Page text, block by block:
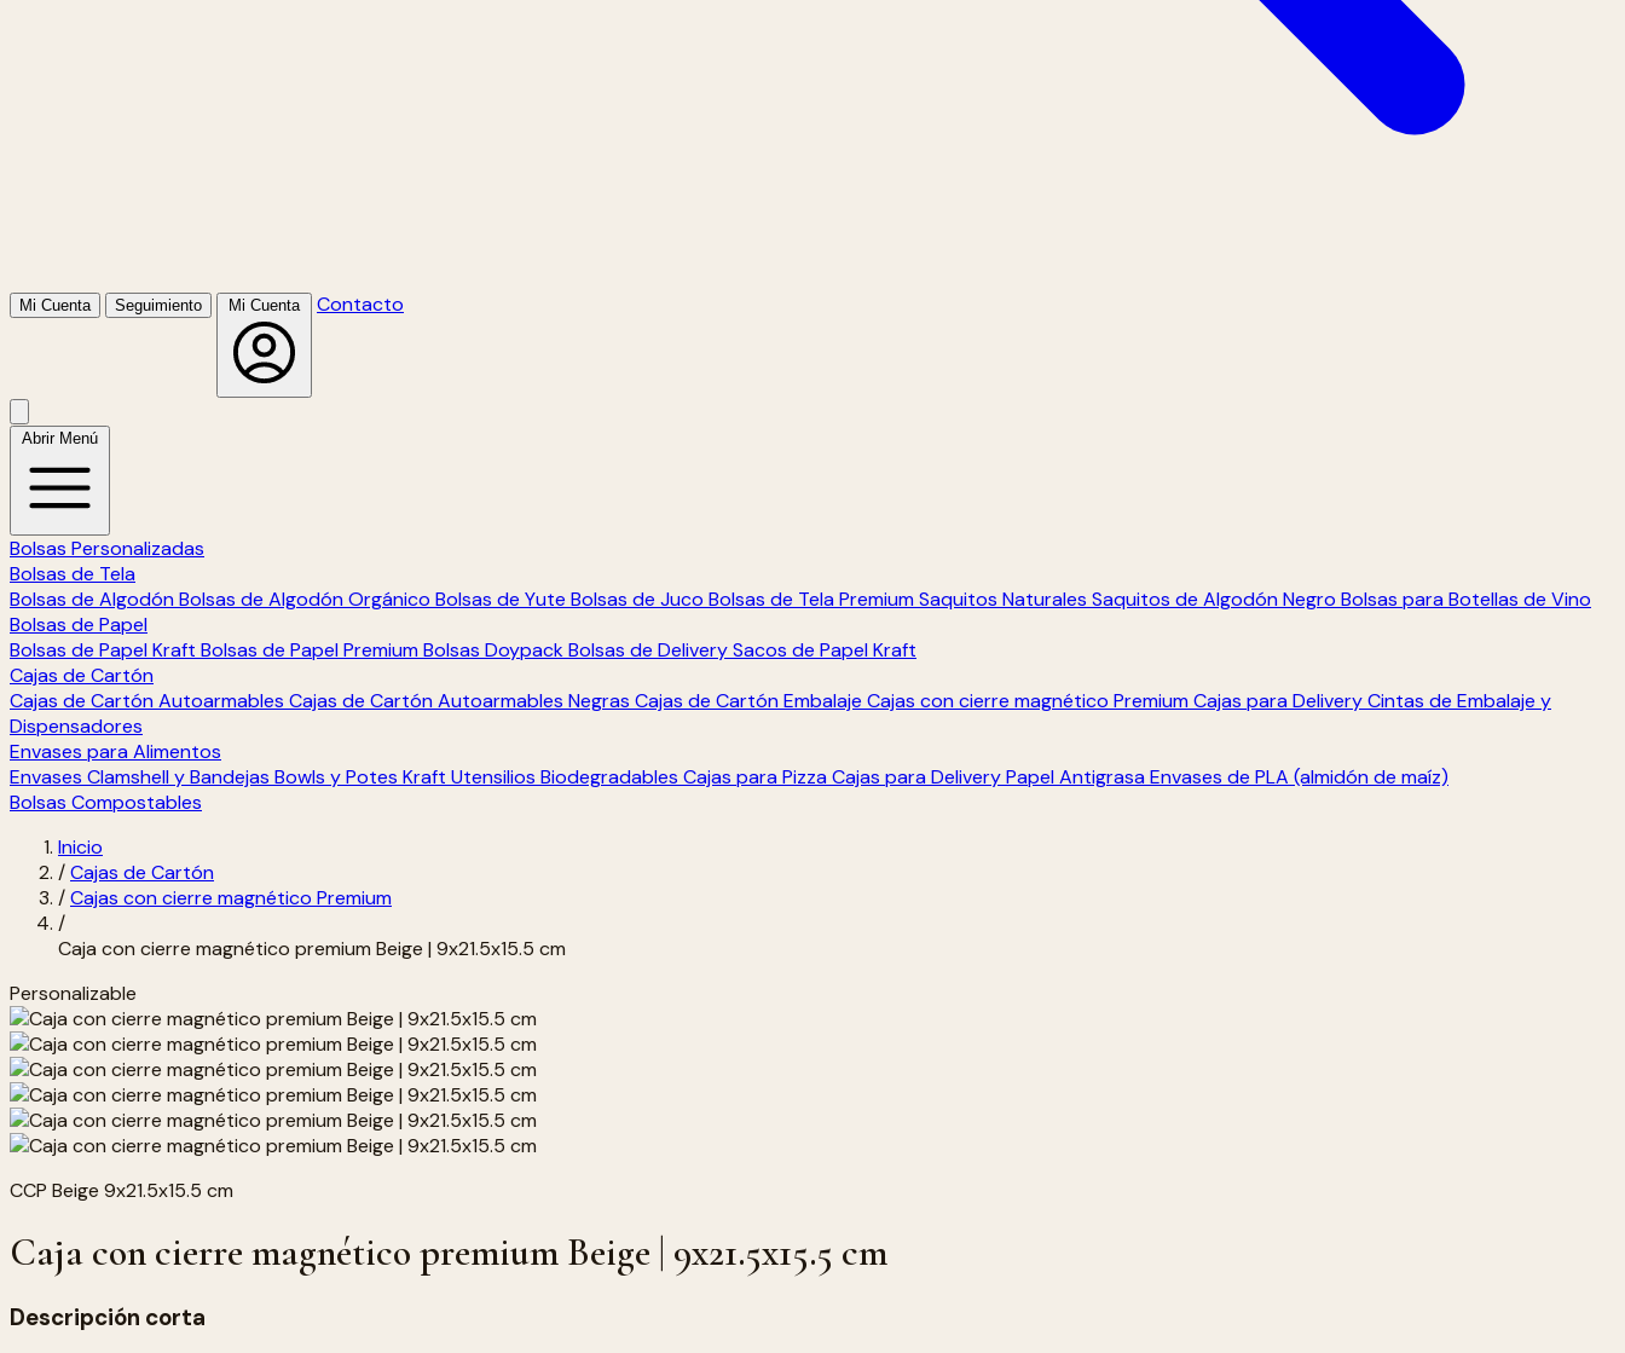
Mi Cuenta Seguimiento Mi Cuenta Contacto
Abrir Menú
Bolsas Personalizadas
Bolsas de Tela
Bolsas de Algodón Bolsas de Algodón Orgánico Bolsas de Yute Bolsas de Juco Bolsas de Tela Premium Saquitos Naturales Saquitos de Algodón Negro Bolsas para Botellas de Vino
Bolsas de Papel
Bolsas de Papel Kraft Bolsas de Papel Premium Bolsas DoypackBolsas de DeliverySacos de Papel Kraft
Cajas de Cartón
Cajas de Cartón Autoarmables Cajas de Cartón Autoarmables Negras Cajas de Cartón Embalaje Cajas con cierre magnético Premium Cajas para DeliveryCintas de Embalaje y
Dispensadores
Envases para Alimentos
Envases Clamshell y Bandejas Bowls y Potes Kraft Utensilios Biodegradables Cajas para Pizza Cajas para DeliveryPapel Antigrasa Envases de PLA (almidón de maíz)
Bolsas Compostables
Inicio
/Cajas de Cartón
/Cajas con cierre magnético Premium
/
Caja con cierre magnético premium Beige | 9x21.5x15.5 cm
Personalizable
CCP Beige 9x21.5x15.5 cm
Caja con cierre magnético premium Beige | 9x21.5x15.5 cm
Descripción corta